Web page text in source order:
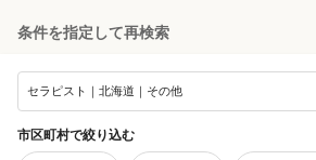
条件を指定して再検索
セラピスト｜北海道｜その他
市区町村で絞り込む